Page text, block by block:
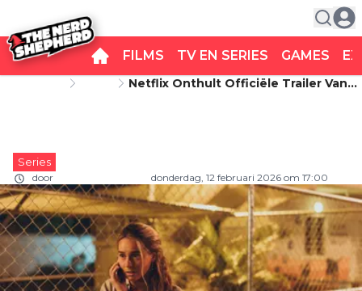
FILMS TV EN SERIES GAMES
Netflix Onthult Officiële Trailer Van
Series
door donderdag, 12 februari 2026 om 17:00